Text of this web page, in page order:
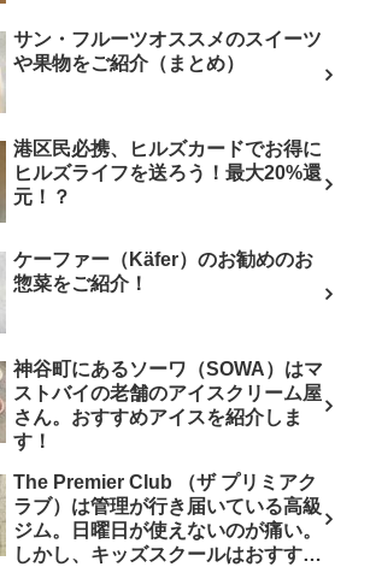
サン・フルーツオススメのスイーツ
や果物をご紹介（まとめ）
港区民必携、ヒルズカードでお得に
ヒルズライフを送ろう！最大20%還
元！？
ケーファー（Käfer）のお勧めのお
惣菜をご紹介！
神谷町にあるソーワ（SOWA）はマ
ストバイの老舗のアイスクリーム屋
さん。おすすめアイスを紹介しま
す！
The Premier Club （ザ プリミアク
ラブ）は管理が行き届いている高級
ジム。日曜日が使えないのが痛い。
しかし、キッズスクールはおすす